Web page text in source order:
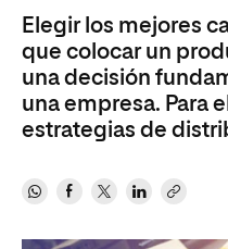
Elegir los mejores
que colocar un
una decisión
una empresa. Para
estrategias de